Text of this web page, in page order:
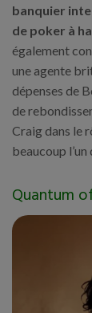
banquier
de poker à
également
une agente
dépenses de
de
Craig dans le
beaucoup
Quantum